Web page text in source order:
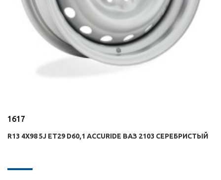
1617
R13 4X98 5J ET29 D60,1 ACCURIDE ВАЗ 2103 СЕРЕБРИСТЫЙ